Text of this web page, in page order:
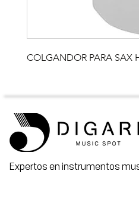
COLGANDOR PARA SAX
Expertos en instrumentos